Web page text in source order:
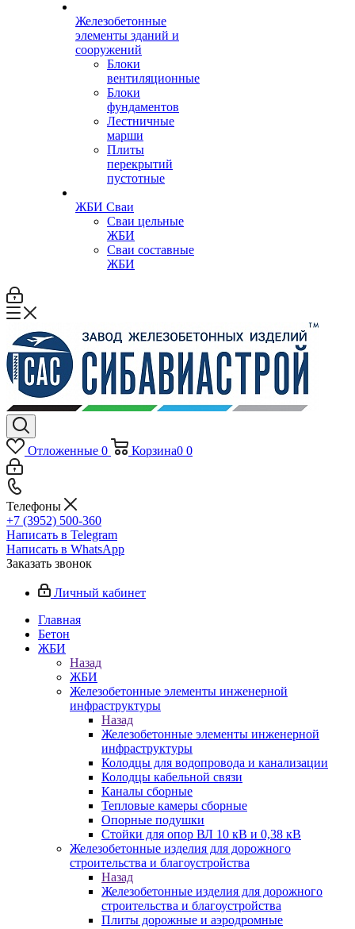
Железобетонные
элементы зданий и
сооружений
Блоки
вентиляционные
Блоки
фундаментов
Лестничные
марши
Плиты
перекрытий
пустотные
ЖБИ Сваи
Сваи цельные
ЖБИ
Сваи составные
ЖБИ
Отложенные 0 Корзина0 0
Телефоны
+7 (3952) 500-360
Написать в Telegram
Написать в WhatsApp
Заказать звонок
Личный кабинет
Главная
Бетон
ЖБИ
Назад
ЖБИ
Железобетонные элементы инженерной
инфраструктуры
Назад
Железобетонные элементы инженерной
инфраструктуры
Колодцы для водопровода и канализации
Колодцы кабельной связи
Каналы сборные
Тепловые камеры сборные
Опорные подушки
Стойки для опор ВЛ 10 кВ и 0,38 кВ
Железобетонные изделия для дорожного
строительства и благоустройства
Назад
Железобетонные изделия для дорожного
строительства и благоустройства
Плиты дорожные и аэродромные